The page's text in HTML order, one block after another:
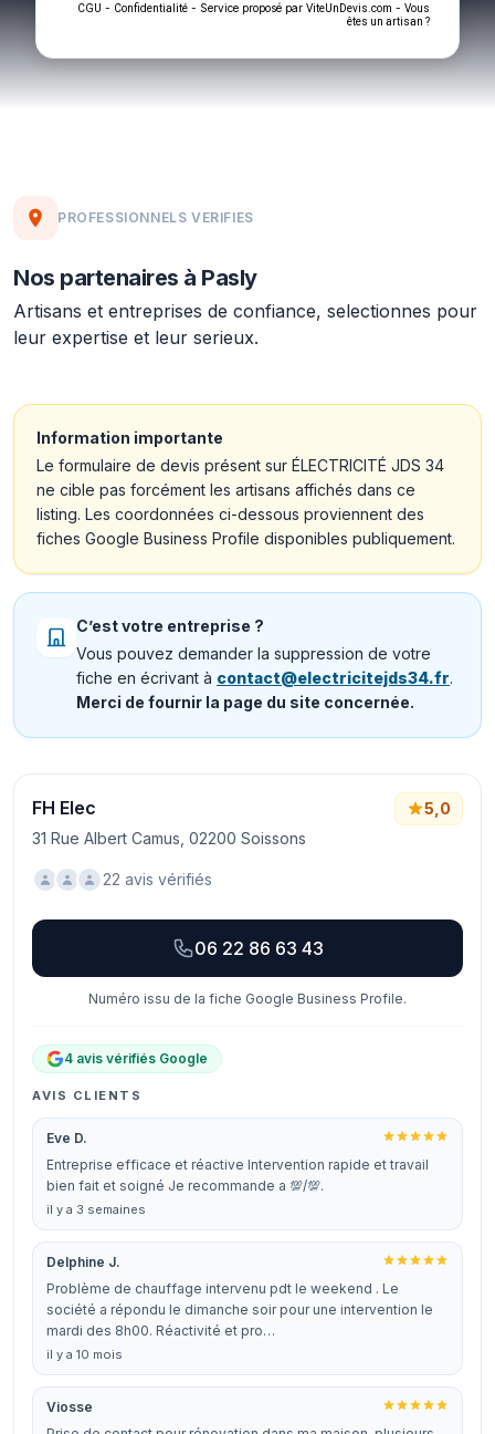
CGU - Confidentialité - Service proposé par ViteUnDevis.com - Vous
êtes un artisan ?
PROFESSIONNELS VERIFIES
Nos partenaires à Pasly
Artisans et entreprises de confiance, selectionnes pour
leur expertise et leur serieux.
Information importante
Le formulaire de devis présent sur ÉLECTRICITÉ JDS 34
ne cible pas forcément les artisans affichés dans ce
listing. Les coordonnées ci-dessous proviennent des
fiches Google Business Profile disponibles publiquement.
C’est votre entreprise ?
Vous pouvez demander la suppression de votre
fiche en écrivant à contact@electricitejds34.fr.
Merci de fournir la page du site concernée.
FH Elec
31 Rue Albert Camus, 02200 Soissons
5,0
22 avis vérifiés
06 22 86 63 43
Numéro issu de la fiche Google Business Profile.
4 avis vérifiés Google
AVIS CLIENTS
Eve D.
Entreprise efficace et réactive Intervention rapide et travail
bien fait et soigné Je recommande a 💯/💯.
il y a 3 semaines
Delphine J.
Problème de chauffage intervenu pdt le weekend . Le
société a répondu le dimanche soir pour une intervention le
mardi des 8h00. Réactivité et pro…
il y a 10 mois
Viosse